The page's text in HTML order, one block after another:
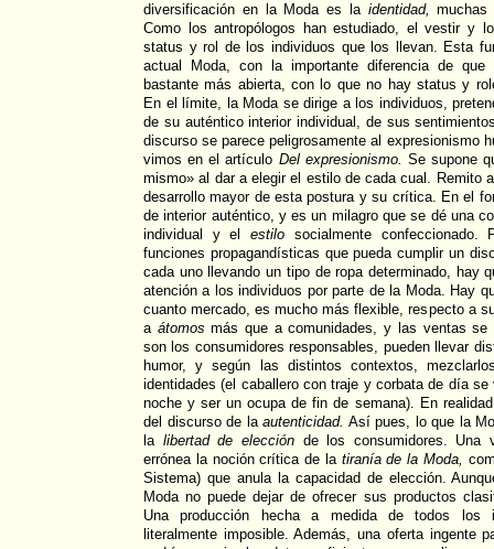
diversificación en la Moda es la identidad,
Como los antropólogos han estudiado, el vestir y
status y rol de los individuos que los llevan. Esta
actual Moda, con la importante diferencia de
bastante más abierta, con lo que no hay status y
En el límite, la Moda se dirige a los individuos,
de su auténtico interior individual, de sus
discurso se parece peligrosamente al expresionismo
vimos en el artículo Del expresionismo. Se supone
mismo» al dar a elegir el estilo de cada cual. Remito
desarrollo mayor de esta postura y su crítica. En el
de interior auténtico, y es un milagro que se dé una
individual y elestilo socialmente
funciones propagandísticas que pueda cumplir un
cada uno llevando un tipo de ropa determinado, hay
atención a los individuos por parte de la Moda. Hay
cuanto mercado, es mucho más flexible, respecto a
a átomos más que a comunidades, y las ventas se
son los consumidores responsables, pueden llevar
humor, y según las distintos contextos,
identidades (el caballero con traje y corbata de día
noche y ser un ocupa de fin de semana). En
del discurso de la autenticidad. Así pues, lo que la
la libertad de elecciónde los consumidores. Una
errónea la noción crítica de la tiranía de la Moda,
Sistema) que anula la capacidad de elección.
Moda no puede dejar de ofrecer sus productos
Una producción hecha a medida de todos los
literalmente imposible. Además, una oferta ingente